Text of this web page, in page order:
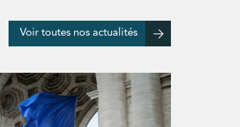
Voir toutes nos actualités